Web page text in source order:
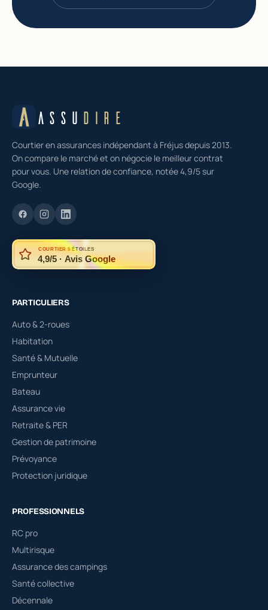
ASSU DIRE
Courtier en assurances indépendant à Fréjus depuis 2013.
On compare le marché et on négocie le meilleur contrat
pour vous. Une relation de confiance, notée 4,9/5 sur
Google.
COURTIER 5 ÉTOILES
4,9/5 · Avis Google
PARTICULIERS
Auto & 2-roues
Habitation
Santé & Mutuelle
Emprunteur
Bateau
Assurance vie
Retraite & PER
Gestion de patrimoine
Prévoyance
Protection juridique
PROFESSIONNELS
RC pro
Multirisque
Assurance des campings
Santé collective
Décennale